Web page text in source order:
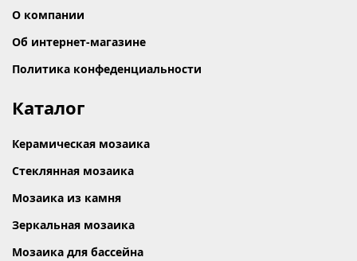
О компании
Об интернет-магазине
Политика конфеденциальности
Каталог
Керамическая мозаика
Стеклянная мозаика
Мозаика из камня
Зеркальная мозаика
Мозаика для бассейна